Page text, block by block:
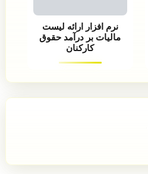
نرم افزار ارائه لیست
مالیات بر درآمد حقوق
کارکنان